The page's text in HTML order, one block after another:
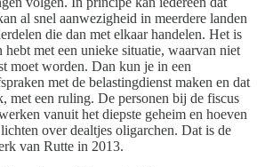
al snel aanwezigheid in meerdere landen
die dan met elkaar handelen. Het is
met een unieke situatie, waarvan niet
moet worden. Dan kun je in een
met de belastingdienst maken en dat
met een ruling. De personen bij de fiscus
vanuit het diepste geheim en hoeven
over dealtjes oligarchen. Dat is de
van Rutte in 2013.